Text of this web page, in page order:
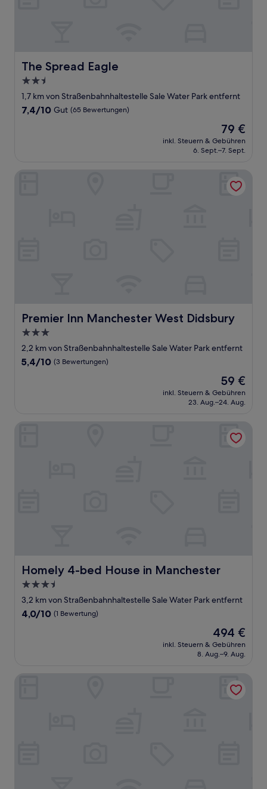
The Spread Eagle
The Spread Eagle
2.5-
Sterne-
Unterkunft
1,7 km von Straßenbahnhaltestelle Sale Water Park entfernt
7.4
7,4/10 Gut (65 Bewertungen)
Der
Preis
beträgt
79 €
inkl. Steuern & Gebühren
6. Sept.–7. Sept.
Premier Inn Manchester West Didsbury
Premier Inn Manchester West Didsbury
3.0-
Sterne-
Unterkunft
2,2 km von Straßenbahnhaltestelle Sale Water Park entfernt
5.4
5,4/10 (3 Bewertungen)
Der
Preis
beträgt
59 €
inkl. Steuern & Gebühren
23. Aug.–24. Aug.
Homely 4-bed House in Manchester
Homely 4-bed House in Manchester
3.5-
Sterne-
Unterkunft
3,2 km von Straßenbahnhaltestelle Sale Water Park entfernt
4.0
4,0/10 (1 Bewertung)
Der
Preis
beträgt
494 €
inkl. Steuern & Gebühren
8. Aug.–9. Aug.